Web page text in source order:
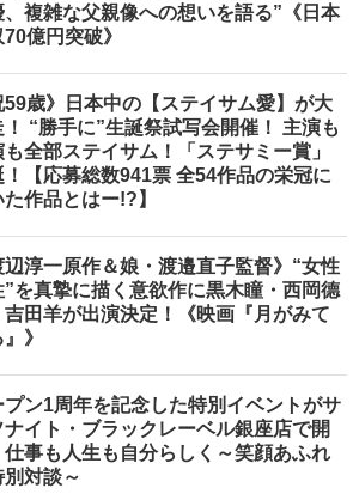
、複雑な父親像への想いを語る”《日本
億円突破》
59歳》日本中の【ステイサム愛】が大
！ “勝手に”生誕祭試写会開催！ 主演も
全部ステイサム！「ステサミー賞」
！【応募総数941票 全54作品の栄冠に
作品とはー!?】
辺淳一原作＆娘・渡邉直子監督》“女性
”を真摯に描く意欲作に黒木瞳・西岡德
吉田羊が出演決定！《映画『月がみて
》
プン1周年を記念した特別イベントがサ
ナイト・ブラックレーベル銀座店で開
事も人生も自分らしく～笑顔あふれ
別対談～